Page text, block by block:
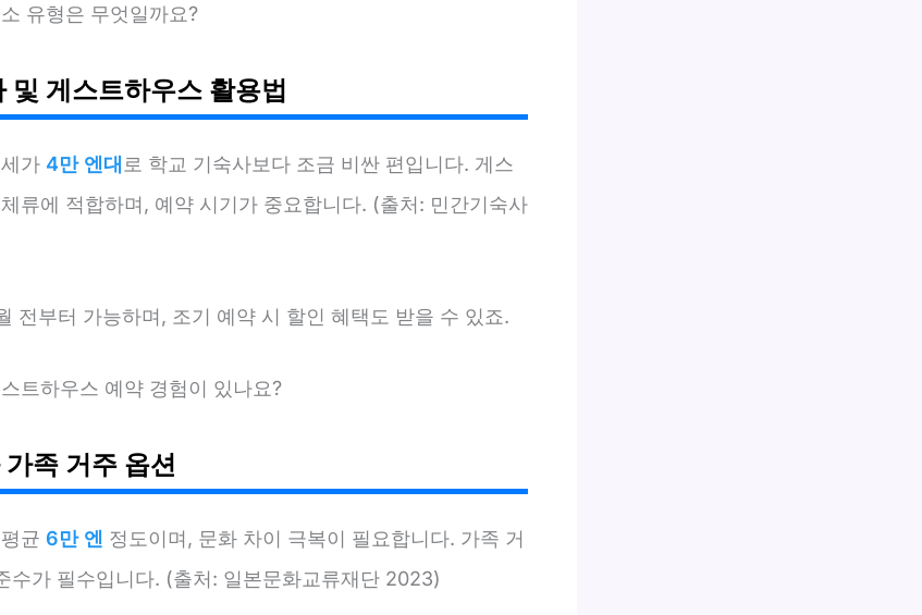
유형은 무엇일까요?
및 게스트하우스 활용법
가 4만 엔대 로 학교 기숙사보다 조금 비싼 편입니다. 게스
류에 적합하며, 예약 시기가 중요합니다. (출처: 민간기숙사
전부터 가능하며, 조기 예약 시 할인 혜택도 받을 수 있죠.
트하우스 예약 경험이 있나요?
족 거주 옵션
균 6만 엔 정도이며, 문화 차이 극복이 필요합니다. 가족 거
수가 필수입니다. (출처: 일본문화교류재단 2023)